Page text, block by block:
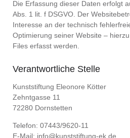
Die Erfassung dieser Daten erfolgt
Abs. 1 lit. f DSGVO. Der
Interesse an der technisch
Optimierung seiner Website –
Files erfasst werden.
Verantwortliche Stelle
Kunststiftung Eleonore Kötter
Zehntgasse 11
72280 Dornstetten
Telefon: 07443/9620-11
E-Mail: info@kunststiftung-ek.de